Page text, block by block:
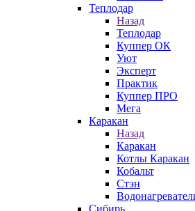
Теплодар
Назад
Теплодар
Куппер ОК
Уют
Эксперт
Практик
Куппер ПРО
Мега
Каракан
Назад
Каракан
Котлы Каракан
Кобальт
Стэн
Сибирь